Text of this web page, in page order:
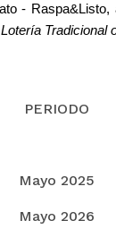
-
Tradicional
PERIODO
Mayo 2025
Mayo 2026